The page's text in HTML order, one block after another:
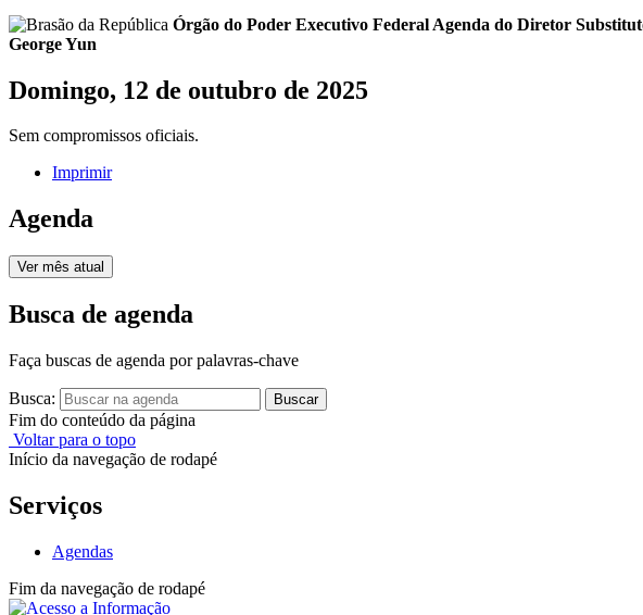
Órgão do Poder Executivo Federal Agenda do Diretor
George Yun
Domingo, 12 de outubro de 2025
Sem compromissos oficiais.
Imprimir
Agenda
Ver mês atual
Busca de agenda
Faça buscas de agenda por palavras-chave
Busca: Buscar
Fim do conteúdo da página
Voltar para o topo
Início da navegação de rodapé
Serviços
Agendas
Fim da navegação de rodapé